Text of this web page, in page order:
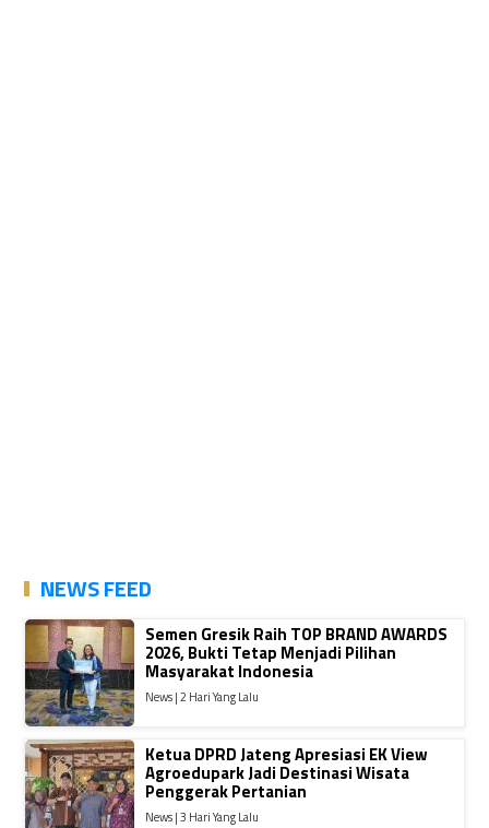
NEWS FEED
Semen Gresik Raih TOP BRAND AWARDS
2026, Bukti Tetap Menjadi Pilihan
Masyarakat Indonesia
News | 2 Hari Yang Lalu
Ketua DPRD Jateng Apresiasi EK View
Agroedupark Jadi Destinasi Wisata
Penggerak Pertanian
News | 3 Hari Yang Lalu